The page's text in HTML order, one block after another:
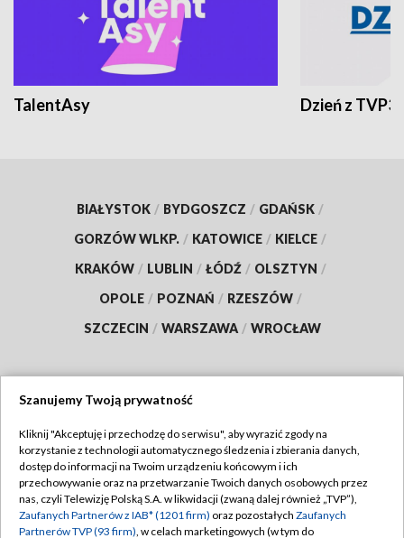
TalentAsy Dzień z TVP3
BIAŁYSTOK / BYDGOSZCZ / GDAŃSK /
GORZÓW WLKP. / KATOWICE / KIELCE /
KRAKÓW / LUBLIN / ŁÓDŹ / OLSZTYN /
OPOLE / POZNAŃ / RZESZÓW /
SZCZECIN / WARSZAWA / WROCŁAW
TVP
Abonament TVP
Emisja w TVP
Regulamin TVP
Polityka prywatności
Szanujemy Twoją prywatność
Kliknij "Akceptuję i przechodzę do serwisu", aby wyrazić zgody na
korzystanie z technologii automatycznego śledzenia i zbierania danych,
dostęp do informacji na Twoim urządzeniu końcowym i ich
przechowywanie oraz na przetwarzanie Twoich danych osobowych przez
nas, czyli Telewizję Polską S.A. w likwidacji (zwaną dalej również „TVP”),
Zaufanych Partnerów z IAB* (1201 firm) oraz pozostałych Zaufanych
Partnerów TVP (93 firm), w celach marketingowych (w tym do